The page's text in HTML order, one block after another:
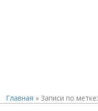
Главная » Записи по метке: